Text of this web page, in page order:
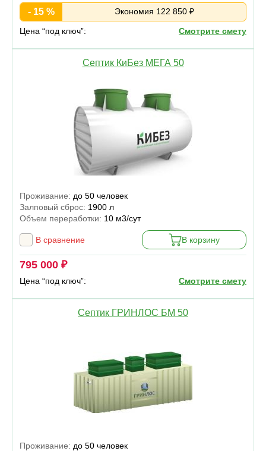
- 15 % Экономия 122 850 ₽
Цена “под ключ”: Смотрите смету
Септик КиБез МЕГА 50
Проживание: до 50 человек
Залповый сброс: 1900 л
Объем переработки: 10 м3/сут
В сравнение В корзину
795 000 ₽
Цена “под ключ”: Смотрите смету
Септик ГРИНЛОС БМ 50
Проживание: до 50 человек